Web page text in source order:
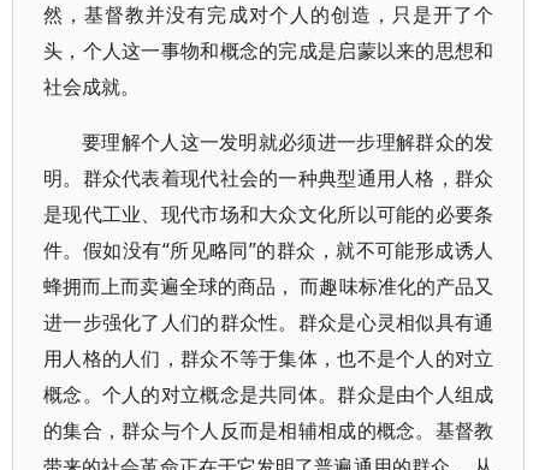
然，基督教并没有完成对个人的创造，只是开了个
头，个人这一事物和概念的完成是启蒙以来的思想和
社会成就。
要理解个人这一发明就必须进一步理解群众的发
明。群众代表着现代社会的一种典型通用人格，群众
是现代工业、现代市场和大众文化所以可能的必要条
件。假如没有“所见略同”的群众，就不可能形成诱人
蜂拥而上而卖遍全球的商品， 而趣味标准化的产品又
进一步强化了人们的群众性。群众是心灵相似具有通
用人格的人们，群众不等于集体，也不是个人的对立
概念。个人的对立概念是共同体。群众是由个人组成
的集合，群众与个人反而是相辅相成的概念。基督教